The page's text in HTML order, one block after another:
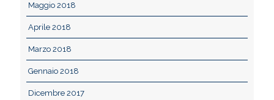
Maggio 2018
Aprile 2018
Marzo 2018
Gennaio 2018
Dicembre 2017